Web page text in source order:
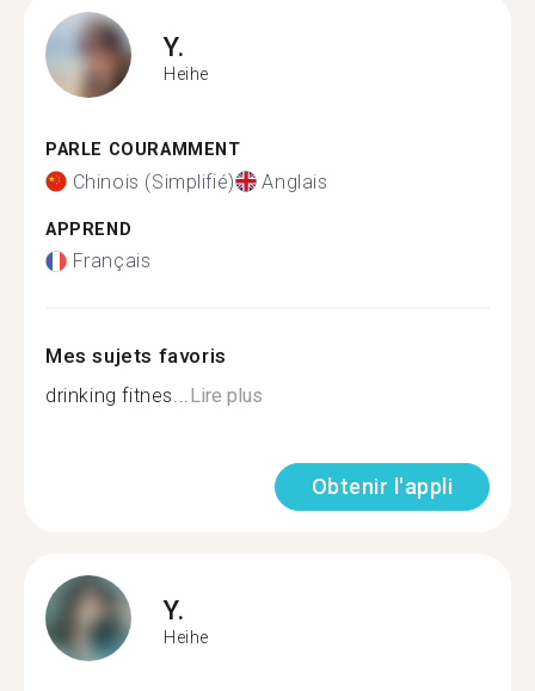
Y.
Heihe
PARLE COURAMMENT
Chinois (Simplifié) Anglais
APPREND
Français
Mes sujets favoris
drinking fitnes...Lire plus
Obtenir l'appli
Y.
Heihe